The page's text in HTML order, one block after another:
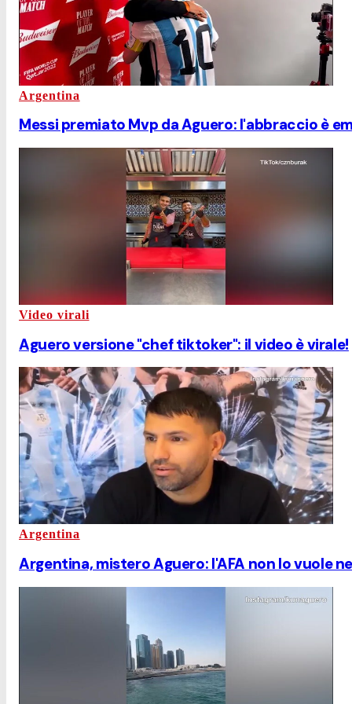
Argentina
Messi premiato Mvp da Aguero: l'abbraccio è
Video virali
Aguero versione "chef tiktoker": il video è virale!
Argentina
Argentina, mistero Aguero: l'AFA non lo vuole